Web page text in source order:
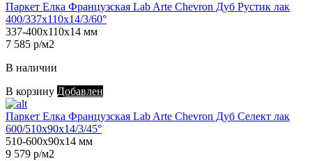
Паркет Елка Французская Lab Arte Chevron Дуб Рустик лак
400/337х110х14/3/60°
337-400х110х14 мм
7 585 р/м2
В наличии
В корзину Добавлен
Паркет Елка Французская Lab Arte Chevron Дуб Селект лак
600/510х90х14/3/45°
510-600х90х14 мм
9 579 р/м2